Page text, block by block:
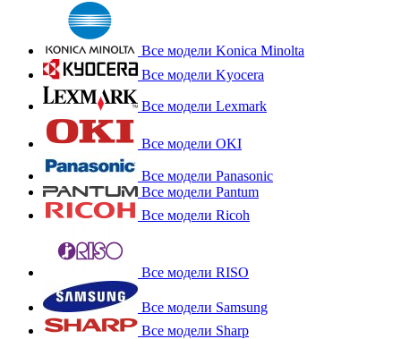
Все модели Konica Minolta
Все модели Kyocera
Все модели Lexmark
Все модели OKI
Все модели Panasonic
Все модели Pantum
Все модели Ricoh
Все модели RISO
Все модели Samsung
Все модели Sharp